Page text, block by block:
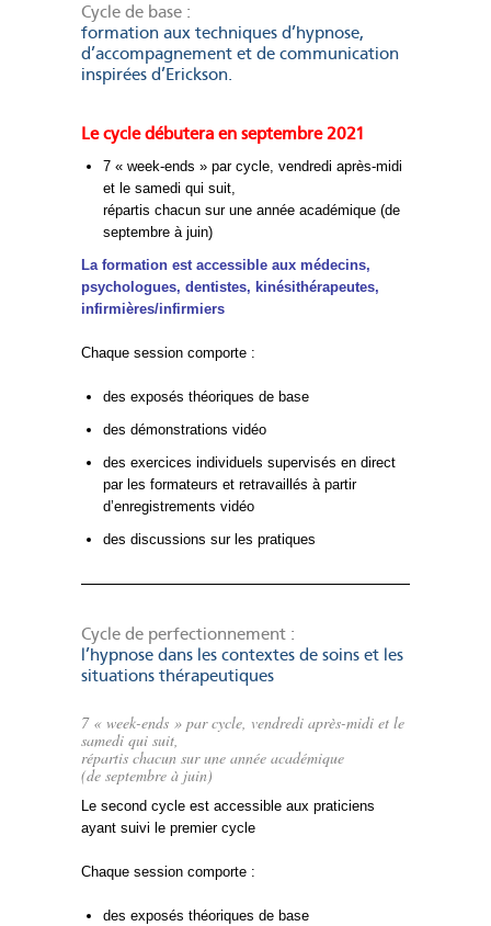
Cycle de base :
formation aux techniques d’hypnose,
d’accompagnement et de communication
inspirées d’Erickson.
Le cycle débutera en septembre 2021
7 « week-ends » par cycle, vendredi après-midi
et le samedi qui suit,
répartis chacun sur une année académique (de
septembre à juin)
La formation est accessible aux médecins,
psychologues, dentistes, kinésithérapeutes,
infirmières/infirmiers
Chaque session comporte :
des exposés théoriques de base
des démonstrations vidéo
des exercices individuels supervisés en direct
par les formateurs et retravaillés à partir
d’enregistrements vidéo
des discussions sur les pratiques
Cycle de perfectionnement :
l’hypnose dans les contextes de soins et les
situations thérapeutiques
7 « week-ends » par cycle, vendredi après-midi et le
samedi qui suit,
répartis chacun sur une année académique
(de septembre à juin)
Le second cycle est accessible aux praticiens
ayant suivi le premier cycle
Chaque session comporte :
des exposés théoriques de base